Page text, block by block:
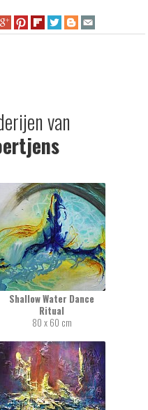
van
Shallow Water Dance
Ritual
80 x 60 cm